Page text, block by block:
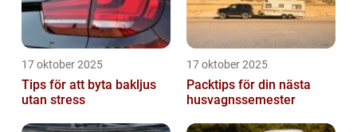
17 oktober 2025
Tips för att byta bakljus
utan stress
17 oktober 2025
Packtips för din nästa
husvagnssemester